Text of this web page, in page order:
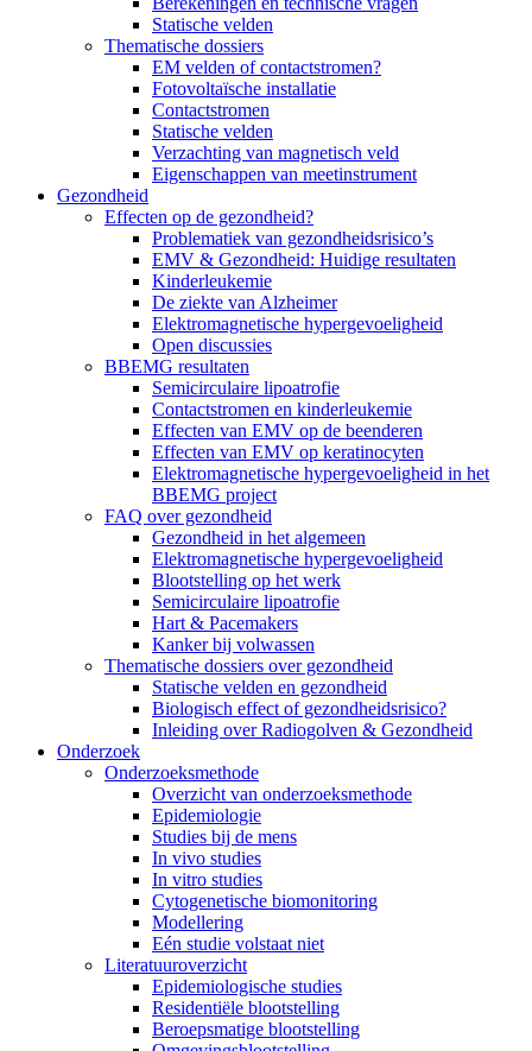
Statische velden
Thematische dossiers
EM velden of contactstromen?
Fotovoltaïsche installatie
Contactstromen
Statische velden
Verzachting van magnetisch veld
Eigenschappen van meetinstrument
Gezondheid
Effecten op de gezondheid?
Problematiek van gezondheidsrisico’s
EMV & Gezondheid: Huidige resultaten
Kinderleukemie
De ziekte van Alzheimer
Elektromagnetische hypergevoeligheid
Open discussies
BBEMG resultaten
Semicirculaire lipoatrofie
Contactstromen en kinderleukemie
Effecten van EMV op de beenderen
Effecten van EMV op keratinocyten
Elektromagnetische hypergevoeligheid in het
BBEMG project
FAQ over gezondheid
Gezondheid in het algemeen
Elektromagnetische hypergevoeligheid
Blootstelling op het werk
Semicirculaire lipoatrofie
Hart & Pacemakers
Kanker bij volwassen
Thematische dossiers over gezondheid
Statische velden en gezondheid
Biologisch effect of gezondheidsrisico?
Inleiding over Radiogolven & Gezondheid
Onderzoek
Onderzoeksmethode
Overzicht van onderzoeksmethode
Epidemiologie
Studies bij de mens
In vivo studies
In vitro studies
Cytogenetische biomonitoring
Modellering
Eén studie volstaat niet
Literatuuroverzicht
Epidemiologische studies
Residentiële blootstelling
Beroepsmatige blootstelling